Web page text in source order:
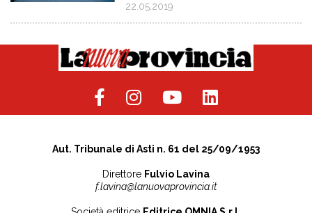
22.05.2019
Aut. Tribunale di Asti n. 61 del 25/09/1953
Direttore Fulvio Lavina
f.lavina@lanuovaprovincia.it